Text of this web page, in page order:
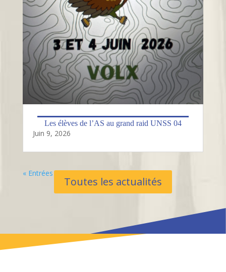
Les élèves de l’AS au grand raid UNSS 04
Juin 9, 2026
« Entrées Plus Anciennes
Toutes les actualités